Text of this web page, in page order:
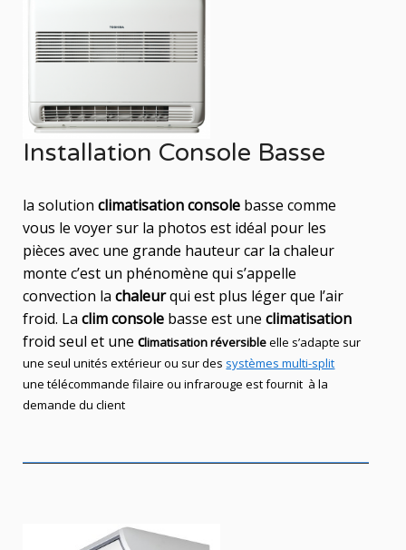
Installation Console Basse
la solutionclimatisation console basse comme
vous le voyer sur la photos est idéal pour les
pièces avec une grande hauteur car la chaleur
monte c’est un phénomène qui s’appelle
convection lachaleurqui est plus léger que l’air
froid. Laclim console basse est uneclimatisation
froid seul et uneclimatisation réversibleelle s’adapte sur
une seulunités extérieur ou sur des systèmes multi-split
une télécommande filaire ou infrarouge est fournit à la
demande du client